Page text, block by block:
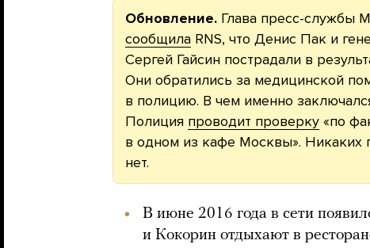
Обновление. Глава пресс-службы
сообщила RNS, что Денис Пак и
Сергей Гайсин пострадали в
Они обратились за медицинской
в полицию. В чем именно
Полиция проводит проверку «по
в одном из кафе Москвы». Никаких
нет.
В июне 2016 года в сети
и Кокорин отдыхают в